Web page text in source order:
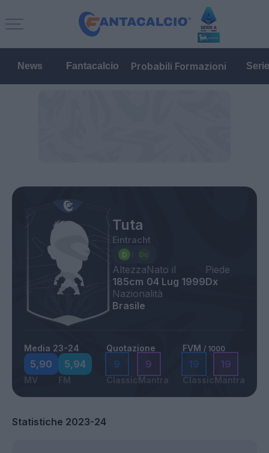
News Fantacalcio Probabili Formazioni
Tuta
Eintracht
Altezza
185cm
Nato il
04 Lug 1999
Piede
Dx
Nazionalità
Brasile
Media 23-24
5,90
MV
5,94
FM
Quotazione
9
Classic
9
Mantra
FVM / 1000
19
Classic
19
Mantra
Statistiche 2023-24